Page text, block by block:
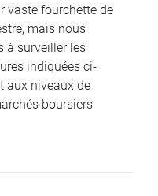
vaste fourchette de
mais nous
à surveiller les
indiquées ci-
aux niveaux de
boursiers